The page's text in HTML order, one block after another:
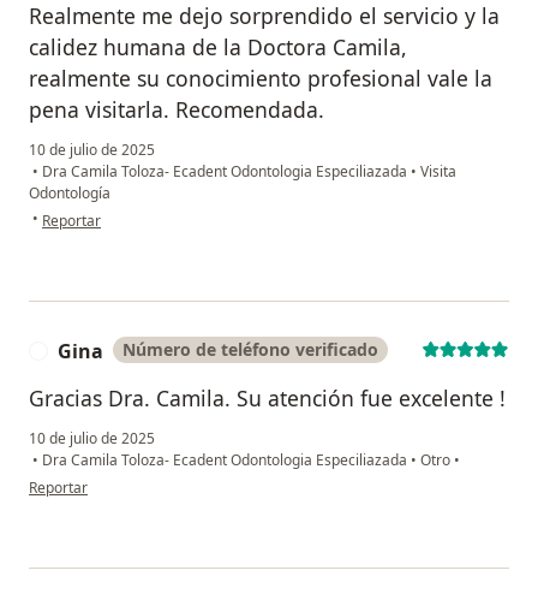
Realmente me dejo sorprendido el servicio y la
calidez humana de la Doctora Camila,
realmente su conocimiento profesional vale la
pena visitarla. Recomendada.
10 de julio de 2025
• Dra Camila Toloza- Ecadent Odontologia Especiliazada • Visita
Odontología
• en opinión del usuario Juan Manuel García
Reportar
Gina Número de teléfono verificado
Gracias Dra. Camila. Su atención fue excelente !
10 de julio de 2025
• Dra Camila Toloza- Ecadent Odontologia Especiliazada • Otro •
en opinión del usuario Gina
Reportar